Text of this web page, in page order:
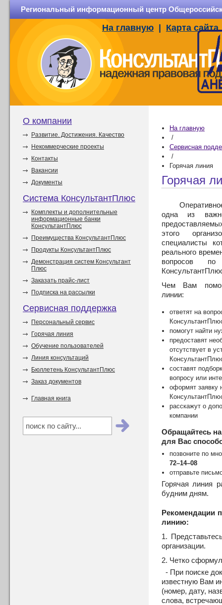
Региональный информационный центр
На главную Карта сайта
О компании
Развитие. Достижения. Качество
Некоммерческие проекты
Контакты
Вакансии
Документы
Система КонсультантПлюс
Комплекты и дополнительные
информационные банки
КонсультантПлюс
Преимущества КонсультантПлюс
Продукты КонсультантПлюс
Демонстрация систем Консультант
Плюс
Заказать прайс-лист
Подписка на рассылки
Сервисная поддержка
Персональный сервис
Горячая линия
Обучение пользователей
Линия консультаций
Бюллетень КонсультантПлюс
Заказ документов
Главная книга
На главную
/
Сервисная
/
Горячая линия
Горячая
одна из
этого
специалисты
реального
вопросов
Чем Вам
линии:
ответят на
помогут найти
предоставят
отсутствует в
составят
вопросу или
оформят заявку
расскажут о
компании
Обращайтесь
для Вас
позвоните по
72–14–08
отправьте
Горячая линия
будним дням.
Рекомендации
линию:
1.
организации.
2. Четко
- При поиске
известную Вам
(номер, дату,
слова,